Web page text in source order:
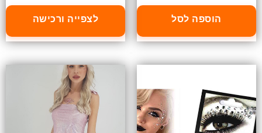
הוספה לסל לצפייה ורכישה